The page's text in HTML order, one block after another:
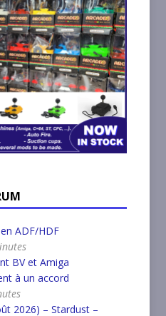
ADF/HDF
BV et Amiga
à un accord
2026) – Stardust –